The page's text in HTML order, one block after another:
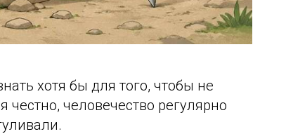
хотя бы для того, чтобы не
человечество регулярно